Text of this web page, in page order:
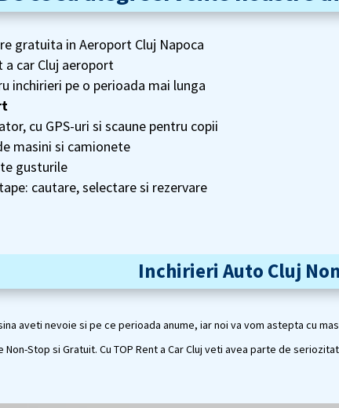
gratuita in Aeroport Cluj Napoca
car Cluj aeroport
inchirieri pe o perioada mai lunga
cu GPS-uri si scaune pentru copii
masini si camionete
gusturile
cautare, selectare si rezervare
Inchirieri Auto Cluj
aveti nevoie si pe ce perioada anume, iar noi va vom astepta cu
Stop si Gratuit. Cu TOP Rent a Car Cluj veti avea parte de